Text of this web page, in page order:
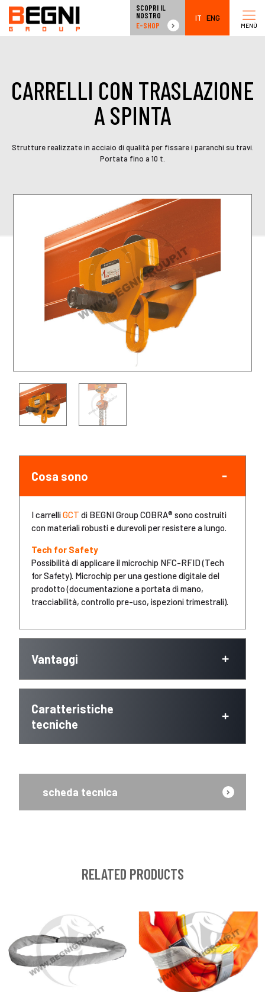
MENÙ
SCOPRI IL
NOSTRO
E-SHOP
IT ENG
CARRELLI CON TRASLAZIONE
A SPINTA
Strutture realizzate in acciaio di qualità per fissare i paranchi su travi.
Portata fino a 10 t.
Cosa sono
I carrelliGCT di BEGNI Group COBRA® sono costruiti
con materiali robusti e durevoli per resistere a lungo.
Tech for Safety
Possibilità di applicare il microchip NFC-RFID (Tech
for Safety). Microchip per una gestione digitale del
prodotto (documentazione a portata di mano,
tracciabilità, controllo pre-uso, ispezioni trimestrali).
Vantaggi
Caratteristiche
tecniche
scheda tecnica
RELATED PRODUCTS